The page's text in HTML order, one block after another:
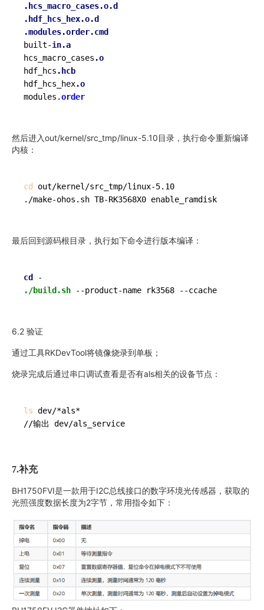
.hcs_macro_cases.o.d
.hdf_hcs_hex.o.d
.modules.order.cmd
built-in.a
hcs_macro_cases .o
hdf_hcs .hcb
hdf_hcs_hex.o
modules.order
然后进入out/kernel/src_tmp/linux-5.10目录，执行命令重新编译
内核：
cd
out/kernel/src_tmp/linux-5.10
./make-ohos.sh TB-RK3568X0 enable_ramdisk
最后回到源码根目录，执行如下命令进行版本编译：
cd
./build.sh
--product-name rk3568 --ccache
6.2 验证
通过工具RKDevTool将镜像烧录到单板；
烧录完成后通过串口调试查看是否有als相关的设备节点：
ls dev/*als*
//输出 dev/als_service
7.补充
BH1750FVI是一款用于I2C总线接口的数字环境光传感器，获取的
光照强度数据长度为2字节，常用指令如下：